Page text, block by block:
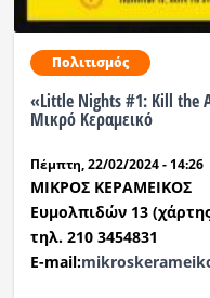
Πολιτισμός
«Little Nights #1: Kill the
Μικρό Κεραμεικό
Πέμπτη, 22/02/2024 - 14:26
ΜΙΚΡΟΣ ΚΕΡΑΜΕΙΚΟΣ
Ευμολπιδών 13
τηλ. 210 3454831
E-mail: